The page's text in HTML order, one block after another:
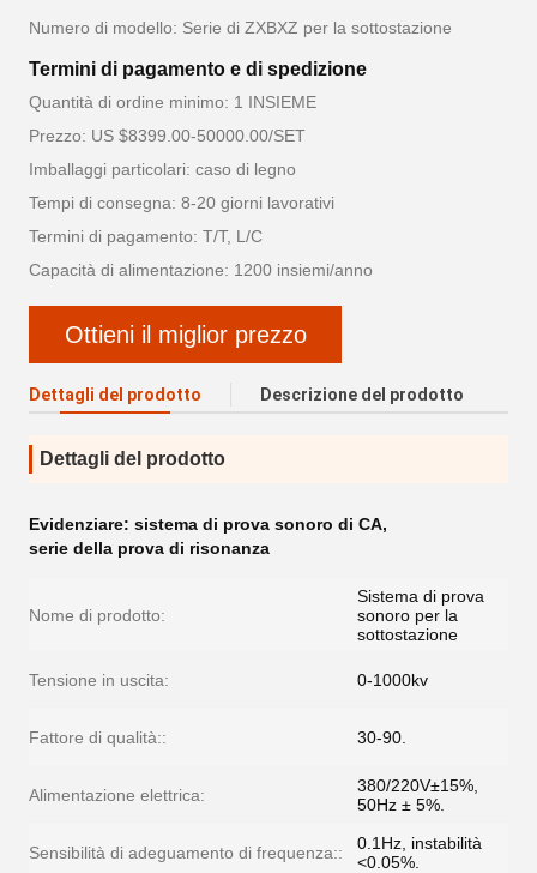
Numero di modello: Serie di ZXBXZ per la sottostazione
Termini di pagamento e di spedizione
Quantità di ordine minimo: 1 INSIEME
Prezzo: US $8399.00-50000.00/SET
Imballaggi particolari: caso di legno
Tempi di consegna: 8-20 giorni lavorativi
Termini di pagamento: T/T, L/C
Capacità di alimentazione: 1200 insiemi/anno
Ottieni il miglior prezzo
Dettagli del prodotto Descrizione del prodotto
Dettagli del prodotto
Evidenziare: sistema di prova sonoro di CA,
serie della prova di risonanza
Nome di prodotto:
Sistema di prova
sonoro per la
sottostazione
Tensione in uscita: 0-1000kv
Fattore di qualità:: 30-90.
Alimentazione elettrica:
380/220V±15%,
50Hz ± 5%.
Sensibilità di adeguamento di frequenza::
0.1Hz, instabilità
<0.05%.